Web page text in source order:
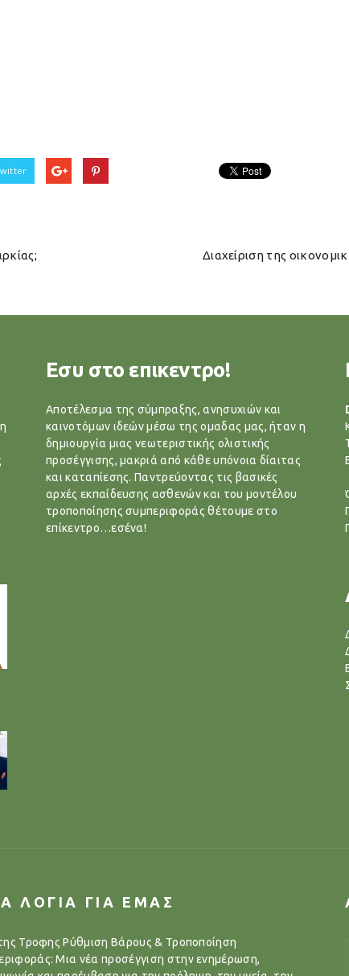
Διαχείριση της
Εσυ στο επικεντρο!
Αποτέλεσμα της σύμπραξης, ανησυχιών και
καινοτόμων ιδεών μέσω της ομαδας μας, ήταν η
δημιουργία μιας νεωτεριστικής ολιστικής
προσέγγισης, μακριά από κάθε υπόνοια δίαιτας
και καταπίεσης. Παντρεύοντας τις βασικές
αρχές εκπαίδευσης ασθενών και του μοντέλου
τροποποίησης συμπεριφοράς θέτουμε στο
επίκεντρο…εσένα!
ΛΟΓΙΑ ΓΙΑ ΕΜΑΣ
Τροφης Ρύθμιση Βάρους & Τροποποίηση
Μια νέα προσέγγιση στην ενημέρωση,